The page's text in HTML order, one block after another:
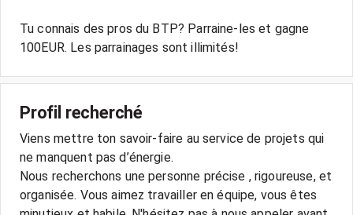
Tu connais des pros du BTP? Parraine-les et gagne
100EUR. Les parrainages sont illimités!
Profil recherché
Viens mettre ton savoir-faire au service de projets qui
ne manquent pas d’énergie.
Nous recherchons une personne précise , rigoureuse, et
organisée. Vous aimez travailler en équipe, vous êtes